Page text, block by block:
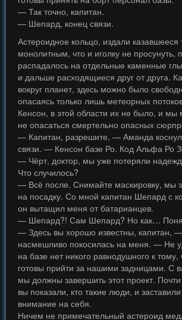
— Так точно, капитан.
— Шепард, конец связи.
Астероидное кольцо, издали казавшееся
монолитным, что и иголку не просунуть,
распадалось на отдельные каменные
и дальше расходящиеся друг от друга.
вокруг планет, здесь можно было
опасаясь только лишь метеорных
Кенсон, в этой области их не было, и мы
не опасаться смертельно опасных
— Капитан, разрешите, — Аманда
связи. — Кенсон базе Ро. Код Альфа Ро
— Чёрт, доктор, мы уже потеряли
Что случилось?
— Всё после. Снимайте маскировку, мы
на посадку. Со мной капитан Шепард с
он вытащил меня от батарианцев.
— Шепард?! Сам Шепард? Но как…
— Здесь вы хорошо известны, капитан,
насмешливо покосилась на меня. — Не
на базе нет никого равнодушного к
готовы прийти за нашими задницами. С
мы должны завершить этот проект.
вы показали, кто такие люди, и
внимание на себя.
Ничем не примечательный астероид